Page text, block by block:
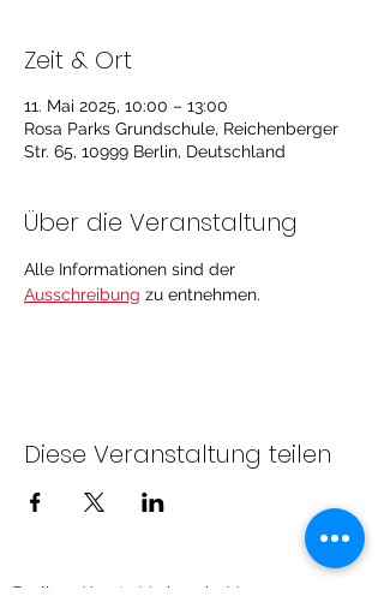
Zeit & Ort
11. Mai 2025, 10:00 – 13:00
Rosa Parks Grundschule, Reichenberger
Str. 65, 10999 Berlin, Deutschland
Über die Veranstaltung
Alle Informationen sind der
Ausschreibung zu entnehmen.
Diese Veranstaltung teilen
Berliner Karate Verband e.V.